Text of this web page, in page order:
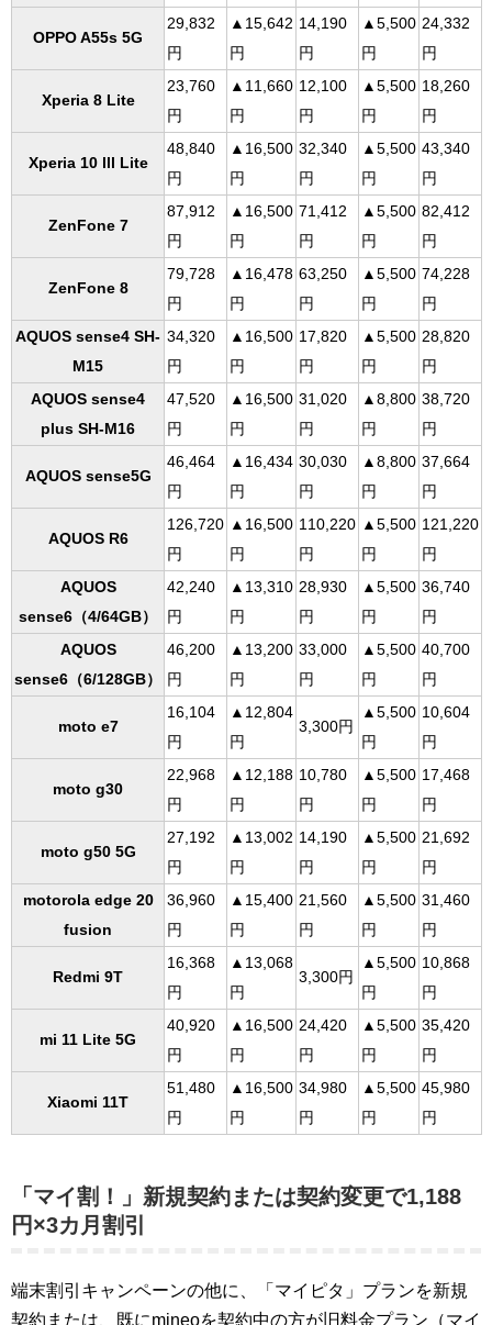
OPPO A55s 5G
29,832
円
▲15,642
円
14,190
円
▲5,500
円
24,332
円
Xperia 8 Lite
23,760
円
▲11,660
円
12,100
円
▲5,500
円
18,260
円
Xperia 10 lll Lite
48,840
円
▲16,500
円
32,340
円
▲5,500
円
43,340
円
ZenFone 7
87,912
円
▲16,500
円
71,412
円
▲5,500
円
82,412
円
ZenFone 8
79,728
円
▲16,478
円
63,250
円
▲5,500
円
74,228
円
AQUOS sense4 SH-
M15
34,320
円
▲16,500
円
17,820
円
▲5,500
円
28,820
円
AQUOS sense4
plus SH-M16
47,520
円
▲16,500
円
31,020
円
▲8,800
円
38,720
円
AQUOS sense5G
46,464
円
▲16,434
円
30,030
円
▲8,800
円
37,664
円
AQUOS R6
126,720
円
▲16,500
円
110,220
円
▲5,500
円
121,220
円
AQUOS
sense6（4/64GB）
42,240
円
▲13,310
円
28,930
円
▲5,500
円
36,740
円
AQUOS
sense6（6/128GB）
46,200
円
▲13,200
円
33,000
円
▲5,500
円
40,700
円
moto e7
16,104
円
▲12,804
円
3,300円
▲5,500
円
10,604
円
moto g30
22,968
円
▲12,188
円
10,780
円
▲5,500
円
17,468
円
moto g50 5G
27,192
円
▲13,002
円
14,190
円
▲5,500
円
21,692
円
motorola edge 20
fusion
36,960
円
▲15,400
円
21,560
円
▲5,500
円
31,460
円
Redmi 9T
16,368
円
▲13,068
円
3,300円
▲5,500
円
10,868
円
mi 11 Lite 5G
40,920
円
▲16,500
円
24,420
円
▲5,500
円
35,420
円
Xiaomi 11T
51,480
円
▲16,500
円
34,980
円
▲5,500
円
45,980
円
「マイ割！」新規契約または契約変更で1,188
円×3カ月割引
端末割引キャンペーンの他に、「マイピタ」プランを新規
契約または、既にmineoを契約中の方が旧料金プラン（マイ